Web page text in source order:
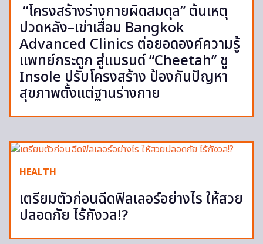
“โครงสร้างร่างกายผิดสมดุล” ต้นเหตุ
ปวดหลัง–เข่าเสื่อม Bangkok
Advanced Clinics ต่อยอดองค์ความรู้
แพทย์กระดูก สู่แบรนด์ “Cheetah” ชู
Insole ปรับโครงสร้าง ป้องกันปัญหา
สุขภาพตั้งแต่ฐานร่างกาย
HEALTH
เตรียมตัวก่อนฉีดฟิลเลอร์อย่างไร ให้สวย
ปลอดภัย ไร้กังวล!?